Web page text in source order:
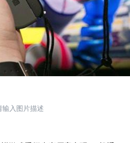
输入图片描述